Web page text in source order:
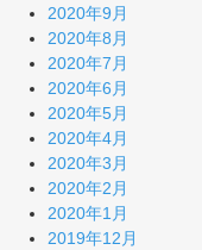
2020年9月
2020年8月
2020年7月
2020年6月
2020年5月
2020年4月
2020年3月
2020年2月
2020年1月
2019年12月